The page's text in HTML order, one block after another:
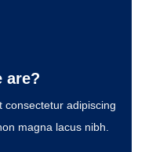
are?
consectetur adipiscing
magna lacus nibh.
are?
consectetur adipiscing
magna lacus nibh.